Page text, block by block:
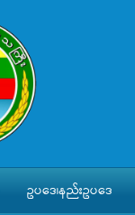
ဥပဒေ၊နည်းဥပဒေ